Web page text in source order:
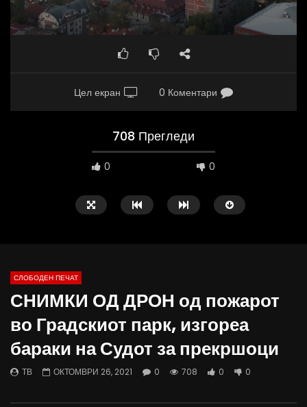
Цел екран 0 Коментари
708 Прегледи
0 0
Вести на „Слободен Печат“
06.08.2026
АВГУСТ 6, 2026
Министерство за
АВГУСТ 6, 2026
СЛОБОДЕН ПЕЧАТ
СНИМКИ ОД ДРОН од пожарот
во Градскиот парк, изгореа
бараки на Судот за прекршоци
ТВ ОКТОМВРИ 26, 2021 0 708 0 0